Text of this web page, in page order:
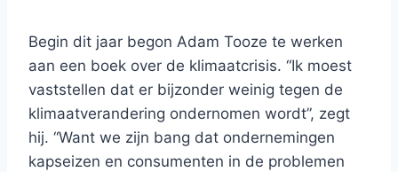
Begin dit jaar begon Adam Tooze te werken
aan een boek over de klimaatcrisis. “Ik moest
vaststellen dat er bijzonder weinig tegen de
klimaatverandering ondernomen wordt”, zegt
hij. “Want we zijn bang dat ondernemingen
kapseizen en consumenten in de problemen